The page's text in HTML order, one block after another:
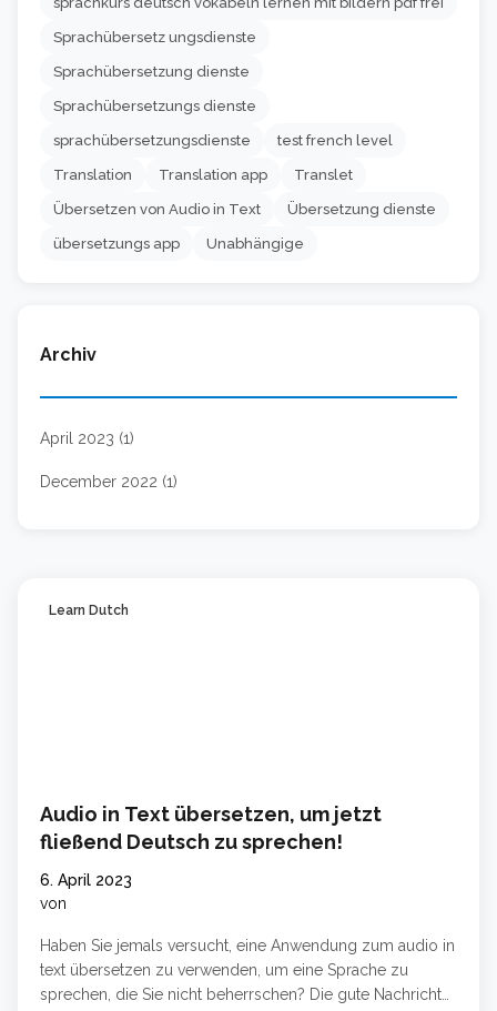
Learn Dutch
Audio in Text übersetzen, um jetzt
fließend Deutsch zu sprechen!
6. April 2023
von
Haben Sie jemals versucht, eine Anwendung zum audio in
text übersetzen zu verwenden, um eine Sprache zu
sprechen, die Sie nicht beherrschen? Die gute Nachricht
Sprachübersetz ungsdienste
Sprachübersetzung dienste
Sprachübersetzungs dienste
sprachübersetzungsdienste test french level
Translation Translation app Translet
Übersetzen von Audio in Text Übersetzung dienste
übersetzungs app Unabhängige
Archiv
April 2023 (1)
December 2022 (1)